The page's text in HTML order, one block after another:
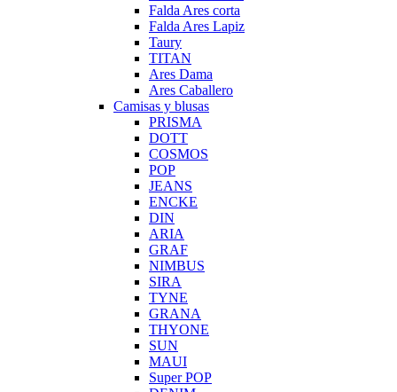
Falda Ares corta
Falda Ares Lapiz
Taury
TITAN
Ares Dama
Ares Caballero
Camisas y blusas
PRISMA
DOTT
COSMOS
POP
JEANS
ENCKE
DIN
ARIA
GRAF
NIMBUS
SIRA
TYNE
GRANA
THYONE
SUN
MAUI
Super POP